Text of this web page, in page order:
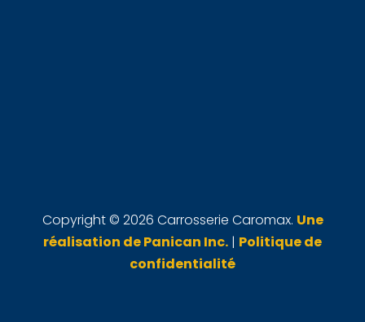
Copyright © 2026 Carrosserie Caromax. Une
réalisation de Panican Inc. | Politique de
confidentialité